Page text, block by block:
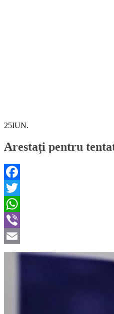
25IUN.
Arestați pentru
Facebook
Twitter
WhatsApp
Viber
Email